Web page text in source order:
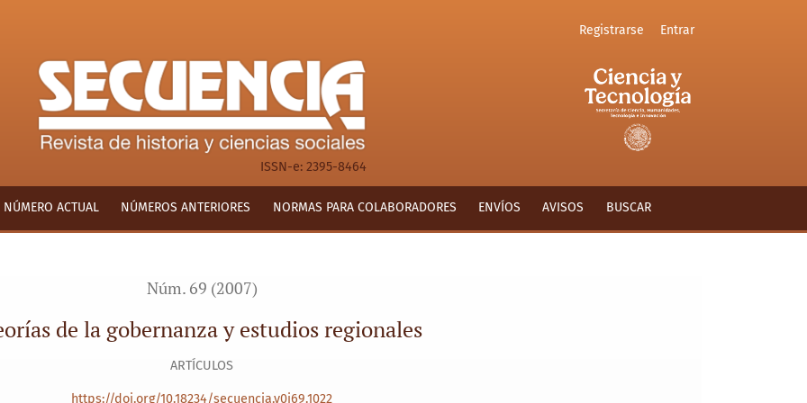
ISSN-e: 2395-8464
Registrarse Entrar
NÚMERO ACTUAL NÚMEROS ANTERIORES NORMAS PARA COLABORADORES ENVÍOS AVISOS BUSCAR
Núm. 69 (2007)
de la gobernanza y estudios regionales
ARTÍCULOS
https://doi.org/10.18234/secuencia.v0i69.1022